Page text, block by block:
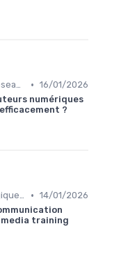
Marketing sur les Réseaux Sociaux • 16/01/2026
numériques
?
Planification Stratégique Digitale • 14/01/2026
media training